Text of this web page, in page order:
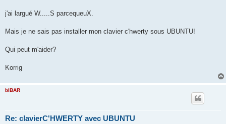
g
j'ai largué W.....S parcequeuX.
Mais je ne sais pas installer mon clavier c'hwerty sous UBUNTU!
Qui peut m'aider?
Korrig
bIBAR
Re: clavierC'HWERTY avec UBUNTU